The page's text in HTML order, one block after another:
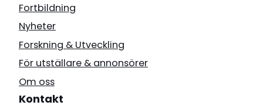
Fortbildning
Nyheter
Forskning & Utveckling
För utställare & annonsörer
Om oss
Kontakt